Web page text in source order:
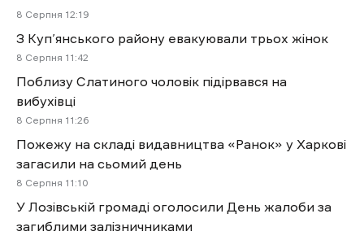
8 Cерпня 12:19
З Куп’янського району евакуювали трьох жінок
8 Cерпня 11:42
Поблизу Слатиного чоловік підірвався на
вибухівці
8 Cерпня 11:26
Пожежу на складі видавництва «Ранок» у Харкові
загасили на сьомий день
8 Cерпня 11:10
У Лозівській громаді оголосили День жалоби за
загиблими залізничниками